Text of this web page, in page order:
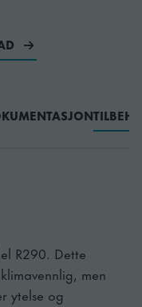
R290. Dette
men
ytelse og